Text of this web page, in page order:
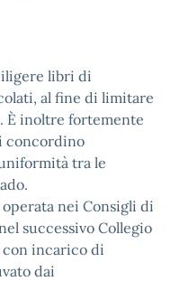
libri di
al fine di limitare
È inoltre fortemente
concordino
tra le
nei Consigli di
successivo Collegio
con incarico di
dai